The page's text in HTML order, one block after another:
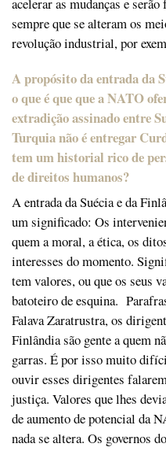
acelerar as mudanças e
sempre que se alteram os
revolução industrial, por
A propósito da entrada da
o que é que que a NATO
extradição assinado entre
Turquia não é entregar
tem um historial rico de
de direitos humanos?
A entrada da Suécia e da
um significado: Os
quem a moral, a ética, os
interesses do momento.
tem valores, ou que os seus
batoteiro de esquina.
Falava Zaratrustra, os
Finlândia são gente a quem
garras. É por isso muito
ouvir esses dirigentes
justiça. Valores que lhes
de aumento de potencial da
nada se altera. Os governos